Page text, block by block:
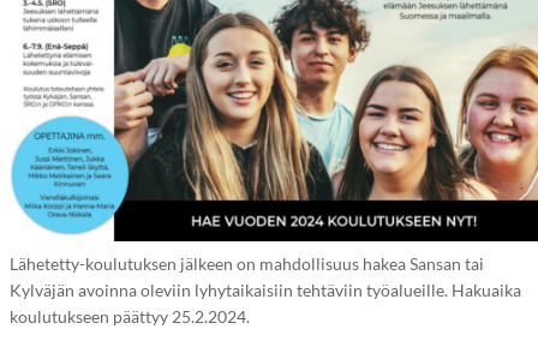
Lähetetty-koulutuksen jälkeen on mahdollisuus hakea Sansan tai
Kylväjän avoinna oleviin lyhytaikaisiin tehtäviin työalueille. Hakuaika
koulutukseen päättyy 25.2.2024.